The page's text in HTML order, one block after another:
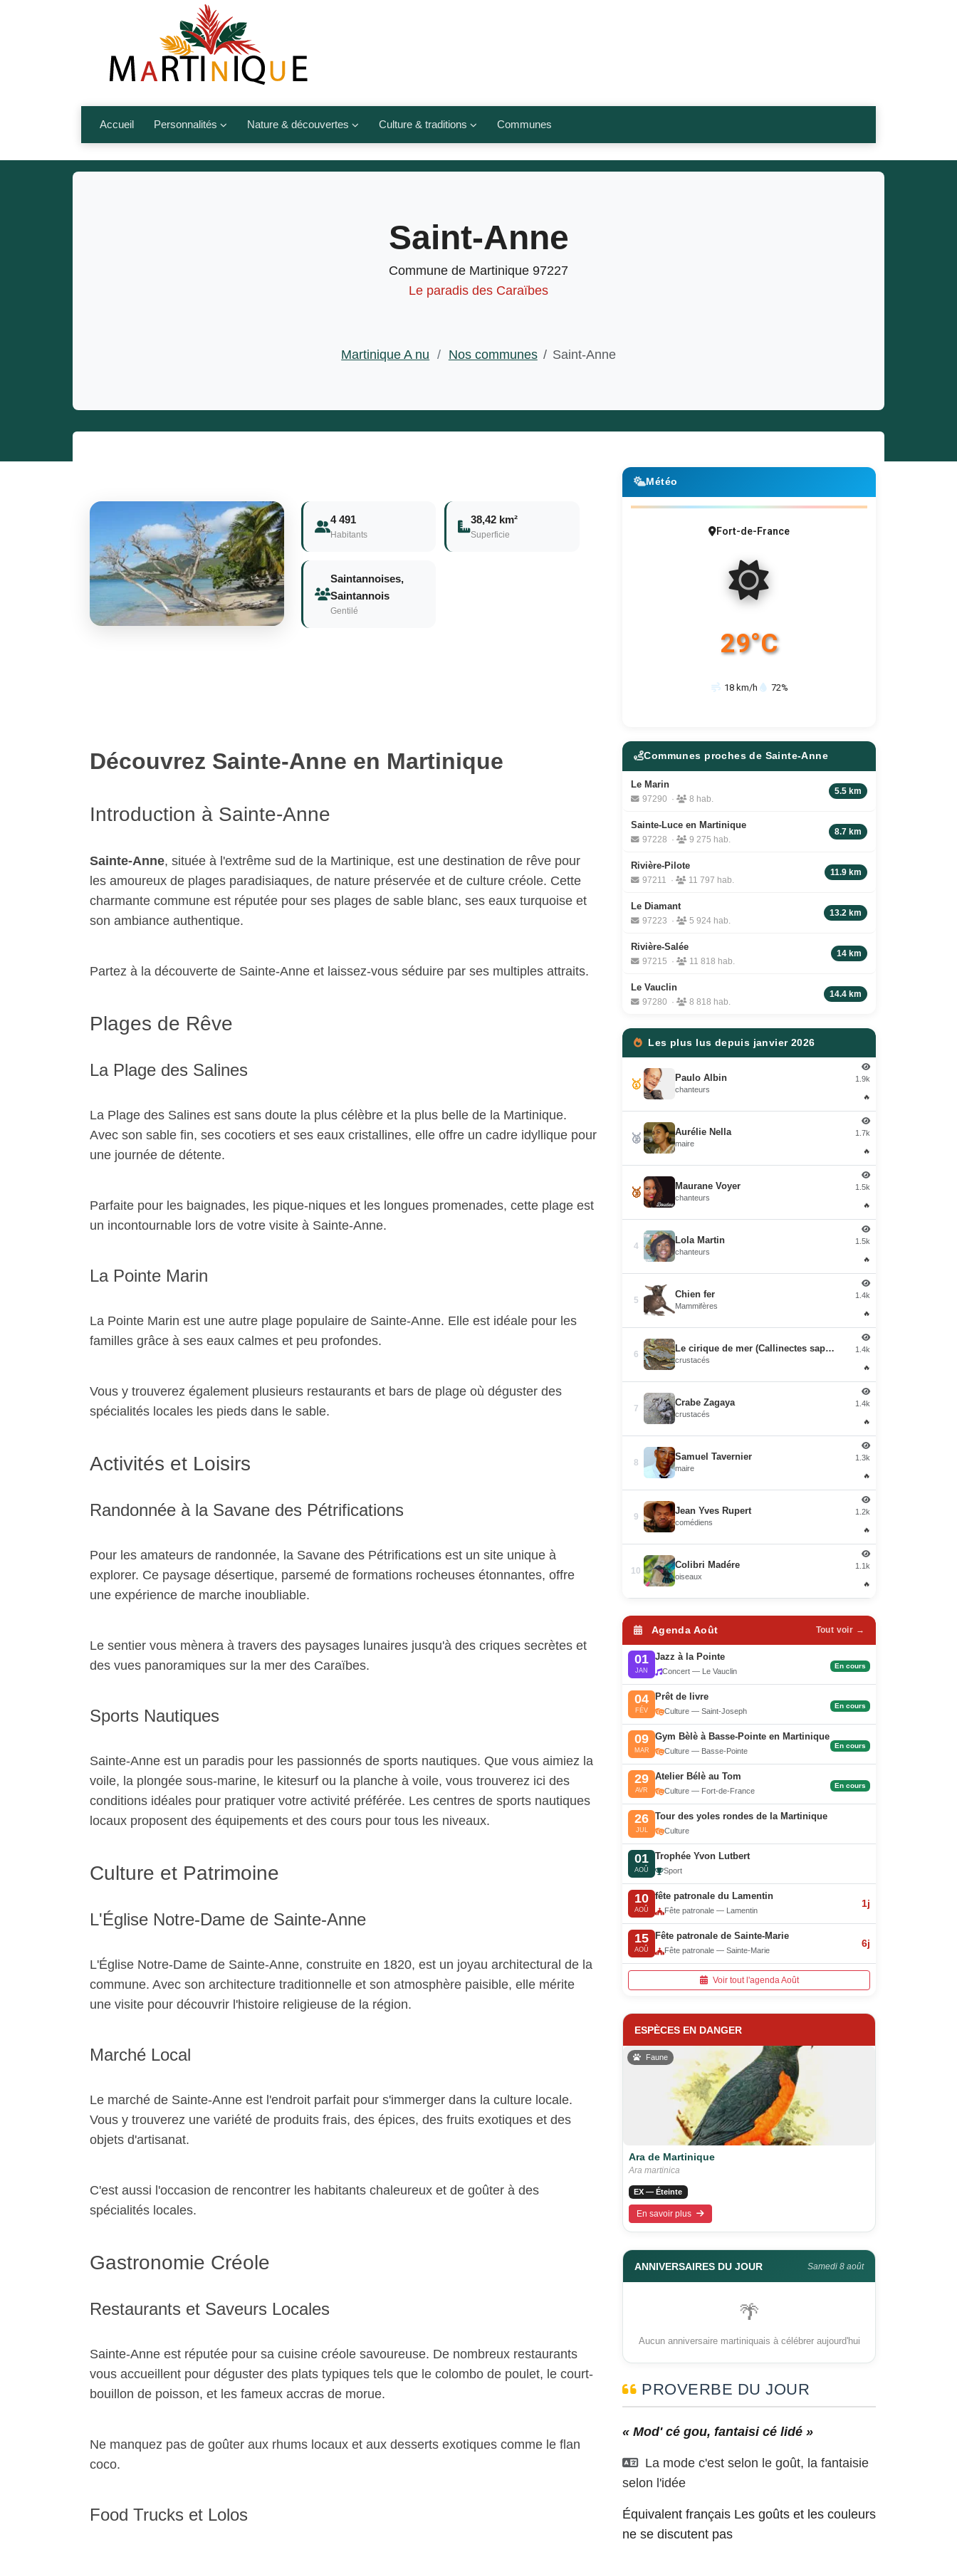
Accueil Personnalités
Artistes
Nature & découvertes
Fleurs, fruits, légumes
Culture & traditions
Culte et religions
populaires
Communes
Saint-Anne
Commune de Martinique 97227
Le paradis des Caraïbes
Martinique A nu / Nos communes Saint-Anne
4 491
Habitants
38,42 km²
Superficie
Saintannoises,
Saintannois
Gentilé
Découvrez Sainte-Anne en Martinique
Introduction à Sainte-Anne
Sainte-Anne, située à l'extrême sud de la Martinique, est une destination de rêve pour
les amoureux de plages paradisiaques, de nature préservée et de culture créole. Cette
charmante commune est réputée pour ses plages de sable blanc, ses eaux turquoise et
son ambiance authentique.
Partez à la découverte de Sainte-Anne et laissez-vous séduire par ses multiples attraits.
Plages de Rêve
La Plage des Salines
La Plage des Salines est sans doute la plus célèbre et la plus belle de la Martinique.
Avec son sable fin, ses cocotiers et ses eaux cristallines, elle offre un cadre idyllique pour
une journée de détente.
Parfaite pour les baignades, les pique-niques et les longues promenades, cette plage est
un incontournable lors de votre visite à Sainte-Anne.
La Pointe Marin
La Pointe Marin est une autre plage populaire de Sainte-Anne. Elle est idéale pour les
familles grâce à ses eaux calmes et peu profondes.
Vous y trouverez également plusieurs restaurants et bars de plage où déguster des
spécialités locales les pieds dans le sable.
Activités et Loisirs
Randonnée à la Savane des Pétrifications
Pour les amateurs de randonnée, la Savane des Pétrifications est un site unique à
explorer. Ce paysage désertique, parsemé de formations rocheuses étonnantes, offre
une expérience de marche inoubliable.
Le sentier vous mènera à travers des paysages lunaires jusqu'à des criques secrètes et
des vues panoramiques sur la mer des Caraïbes.
Sports Nautiques
Sainte-Anne est un paradis pour les passionnés de sports nautiques. Que vous aimiez la
voile, la plongée sous-marine, le kitesurf ou la planche à voile, vous trouverez ici des
conditions idéales pour pratiquer votre activité préférée. Les centres de sports nautiques
locaux proposent des équipements et des cours pour tous les niveaux.
Culture et Patrimoine
L'Église Notre-Dame de Sainte-Anne
L'Église Notre-Dame de Sainte-Anne, construite en 1820, est un joyau architectural de la
commune. Avec son architecture traditionnelle et son atmosphère paisible, elle mérite
une visite pour découvrir l'histoire religieuse de la région.
Marché Local
Le marché de Sainte-Anne est l'endroit parfait pour s'immerger dans la culture locale.
Vous y trouverez une variété de produits frais, des épices, des fruits exotiques et des
objets d'artisanat.
C'est aussi l'occasion de rencontrer les habitants chaleureux et de goûter à des
spécialités locales.
Gastronomie Créole
Restaurants et Saveurs Locales
Sainte-Anne est réputée pour sa cuisine créole savoureuse. De nombreux restaurants
vous accueillent pour déguster des plats typiques tels que le colombo de poulet, le court-
bouillon de poisson, et les fameux accras de morue.
Ne manquez pas de goûter aux rhums locaux et aux desserts exotiques comme le flan
coco.
Food Trucks et Lolos
Météo
Fort-de-France
29°C
18 km/h 72%
Communes proches de Sainte-Anne
Le Marin
97290 · 8 hab.
5.5 km
Sainte-Luce en Martinique
97228 · 9 275 hab.
8.7 km
Rivière-Pilote
97211 · 11 797 hab.
11.9 km
Le Diamant
97223 · 5 924 hab.
13.2 km
Rivière-Salée
97215 · 11 818 hab.
14 km
Le Vauclin
97280 · 8 818 hab.
14.4 km
Les plus lus depuis janvier 2026
🥇 Paulo Albin
chanteurs
1.9k
🔥
🥈 Aurélie Nella
maire
1.7k
🔥
🥉 Maurane Voyer
chanteurs
1.5k
🔥
4
Lola Martin
chanteurs
1.5k
🔥
5
Chien fer
Mammifères
1.4k
🔥
6
Le cirique de mer (Callinectes sapidus)
crustacés
1.4k
🔥
7
Crabe Zagaya
crustacés
1.4k
🔥
8
Samuel Tavernier
maire
1.3k
🔥
9
Jean Yves Rupert
comédiens
1.2k
🔥
10
Colibri Madére
oiseaux
1.1k
🔥
Agenda Août Tout voir →
01
JAN
Jazz à la Pointe
Concert — Le Vauclin
En cours
04
FÉV
Prêt de livre
Culture — Saint-Joseph
En cours
09
MAR
Gym Bèlè à Basse-Pointe en Martinique
Culture — Basse-Pointe
En cours
29
AVR
Atelier Bélè au Tom
Culture — Fort-de-France
En cours
26
JUL
Tour des yoles rondes de la Martinique
Culture
01
AOÛ
Trophée Yvon Lutbert
Sport
10
AOÛ
fête patronale du Lamentin
Fête patronale — Lamentin
1j
15
AOÛ
Fête patronale de Sainte-Marie
Fête patronale — Sainte-Marie
6j
Voir tout l'agenda Août
ESPÈCES EN DANGER
Faune
Ara de Martinique
Ara martinica
EX — Éteinte
En savoir plus
ANNIVERSAIRES DU JOUR Samedi 8 août
🌴
Aucun anniversaire martiniquais à célébrer aujourd'hui
PROVERBE DU JOUR
« Mod' cé gou, fantaisi cé lidé »
La mode c'est selon le goût, la fantaisie
selon l'idée
Équivalent français Les goûts et les couleurs
ne se discutent pas